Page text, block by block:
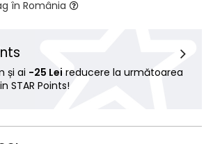
în România
și ai -25 Lei reducere la următoarea
STAR Points!